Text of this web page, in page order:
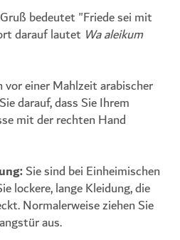
bedeutet "Friede sei mit
darauf lautet Wa aleikum
einer Mahlzeit arabischer
darauf, dass Sie Ihrem
mit der rechten Hand
:Sie sind bei Einheimischen
lockere, lange Kleidung, die
Normalerweise ziehen Sie
aus.